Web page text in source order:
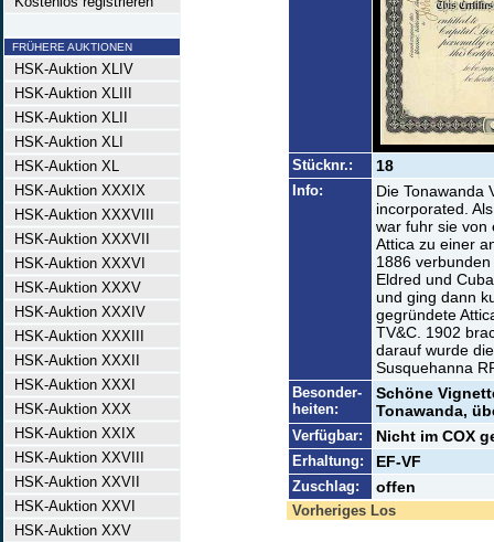
FRÜHERE AUKTIONEN
HSK-Auktion XLIV
HSK-Auktion XLIII
HSK-Auktion XLII
HSK-Auktion XLI
HSK-Auktion XL
HSK-Auktion XXXIX
HSK-Auktion XXXVIII
HSK-Auktion XXXVII
HSK-Auktion XXXVI
HSK-Auktion XXXV
HSK-Auktion XXXIV
HSK-Auktion XXXIII
HSK-Auktion XXXII
HSK-Auktion XXXI
HSK-Auktion XXX
HSK-Auktion XXIX
HSK-Auktion XXVIII
HSK-Auktion XXVII
HSK-Auktion XXVI
HSK-Auktion XXV
Stücknr.: 18
Info:
Die Tonawanda
incorporated.
war fuhr sie von
Attica zu einer
1886
Eldred und
und ging dann
gegründete
TV&C. 1902
darauf wurde
Susquehanna
Besonder-
heiten:
Schöne
Tonawanda,
Verfügbar: Nicht im COX
Erhaltung: EF-VF
Zuschlag: offen
Vorheriges Los